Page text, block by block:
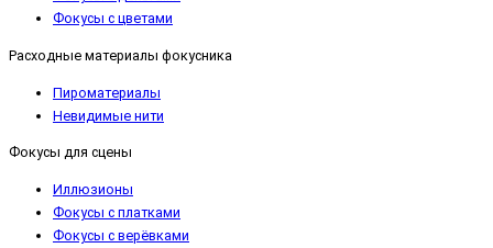
Фокусы с цветами
Расходные материалы фокусника
Пироматериалы
Невидимые нити
Фокусы для сцены
Иллюзионы
Фокусы с платками
Фокусы с верёвками